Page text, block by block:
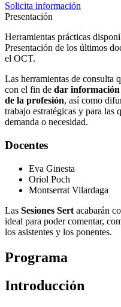
Solicita información
Presentación
Herramientas prácticas
Presentación de los últimos
el OCT.
Las herramientas de consulta
con el fin de dar información
de la profesión, así como
trabajo estratégicas y para las
demanda o necesidad.
Docentes
Eva Ginesta
Oriol Poch
Montserrat Vilardaga
Las Sesiones Sert acabarán
ideal para poder comentar,
los asistentes y los ponentes.
Programa
Introducción